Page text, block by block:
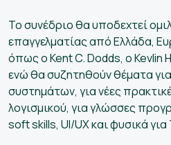
To συνέδριο θα υποδεχτεί
επαγγελματίας από Ελλάδα,
όπως ο Kent C. Dodds, o Kevlin
ενώ θα συζητηθούν θέματα για
συστημάτων, για νέες
λογισμικού, για γλώσσες
soft skills, UI/UX και φυσικά
Ελληνικά